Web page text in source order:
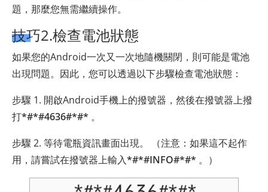
題，那麼您無需繼續操作。
技巧2.檢查電池狀態
如果您的Android一次又一次地隨機關閉，則可能是電池
出現問題。因此，您可以透過以下步驟檢查電池狀態：
步驟 1. 開啟Android手機上的撥號器，然後在撥號器上撥
打*#*#4636#*#* 。
步驟 2. 等待電瓶資訊畫面出現。 （注意：如果這不起作
用，請嘗試在撥號器上輸入*#*#INFO#*#* 。）